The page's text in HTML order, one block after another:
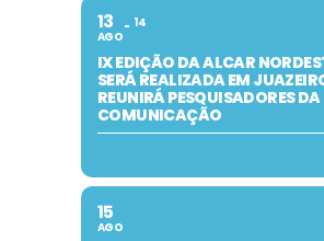
13
AGO
14
IX EDIÇÃO DA ALCAR
SERÁ REALIZADA EM
REUNIRÁ PESQUISADORES DA
COMUNICAÇÃO
15
AGO